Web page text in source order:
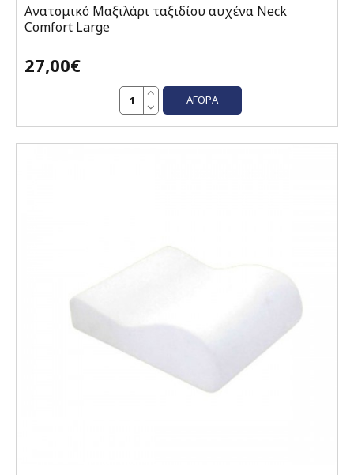
Ανατομικό Μαξιλάρι ταξιδίου αυχένα Neck
Comfort Large
27,00€
ΑΓΟΡΆ